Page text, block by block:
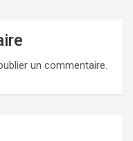
un commentaire.